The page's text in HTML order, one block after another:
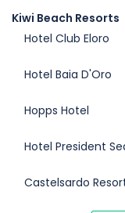
Kiwi Beach Resorts
Hotel Club Eloro
Hotel Baia D'Oro
Hopps Hotel
Hotel President
Castelsardo